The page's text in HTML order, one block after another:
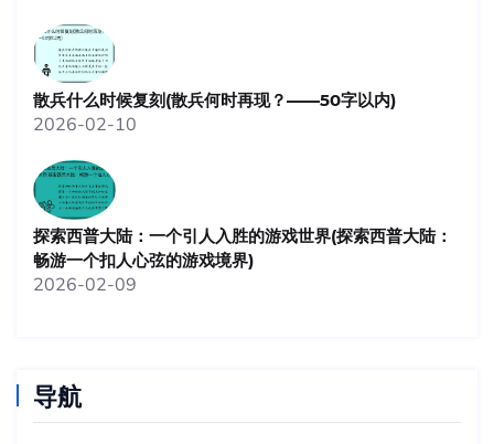
散兵什么时候复刻(散兵何时再现？——50字以内)
2026-02-10
探索西普大陆：一个引人入胜的游戏世界(探索西普大陆：
畅游一个扣人心弦的游戏境界)
2026-02-09
导航